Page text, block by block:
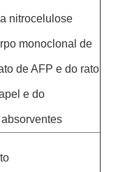
nitrocelulose
monoclonal de
de AFP e do rato
e do